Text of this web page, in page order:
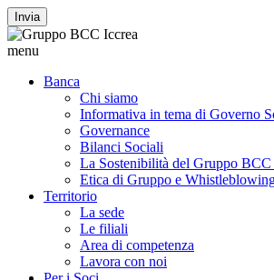
Invia
menu
Banca
Chi siamo
Informativa in tema di Governo
Governance
Bilanci Sociali
La Sostenibilità del Gruppo BCC
Etica di Gruppo e
Territorio
La sede
Le filiali
Area di competenza
Lavora con noi